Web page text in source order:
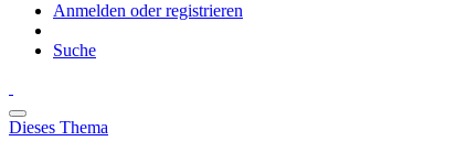
Anmelden oder registrieren
Suche
Dieses Thema